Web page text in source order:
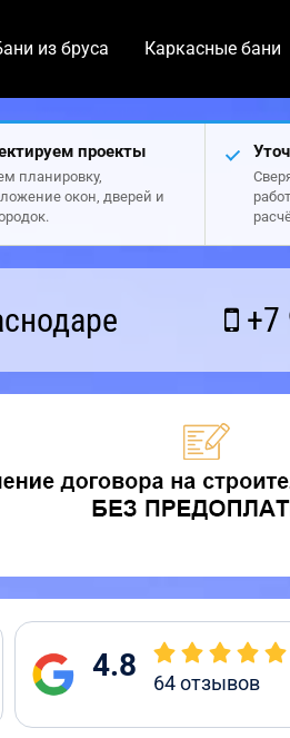
из бруса Каркасные бани
проекты
планировку,
окон, дверей и
+7
4.8 64отзывов